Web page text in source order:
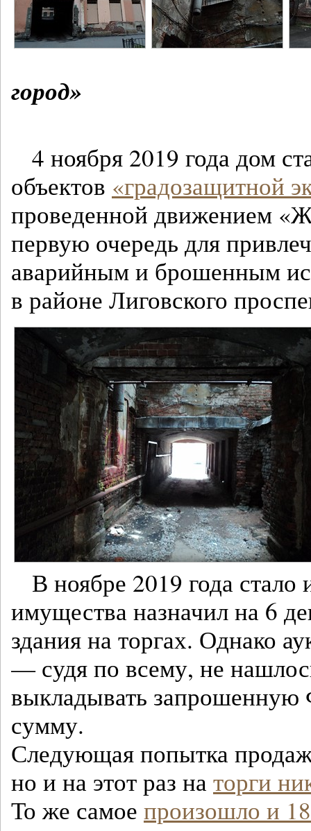
город»
4 ноября 2019 года дом
объектов «градозащитной
проведенной движением
первую очередь для
аварийным и брошенным
в районе Лиговского
В ноябре 2019 года
имущества назначил на 6
здания на торгах. Однако
— судя по всему, не
выкладывать
сумму.
Следующая попытка
но и на этот раз на торги
То же самое произошло и